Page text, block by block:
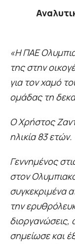
«Η ΠΑΕ
της στην
για τον χαμό
ομάδας τη
Ο Χρήστος
ηλικία 83 ετών.
Γεννημένος
στον
συγκεκριμένα
την
διοργανώσεις,
σημείωσε και